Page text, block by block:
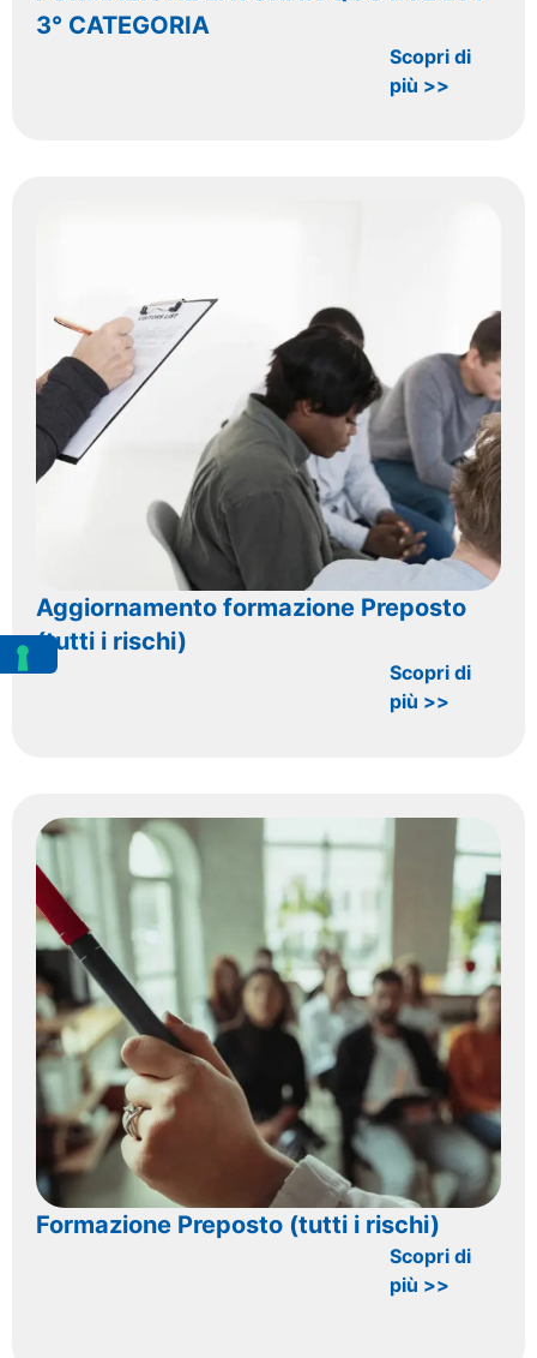
3° CATEGORIA
Scopri di
più >>
Aggiornamento formazione Preposto
(tutti i rischi)
Scopri di
più >>
Formazione Preposto (tutti i rischi)
Scopri di
più >>